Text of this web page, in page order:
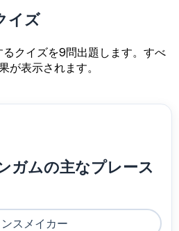
イズ
クイズを9問出題します。すべ
が表示されます。
ガムの主なプレース
スメイカー